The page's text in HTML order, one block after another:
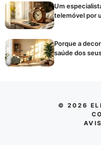
Um
telemóvel por
Porque a
saúde dos
© 2026